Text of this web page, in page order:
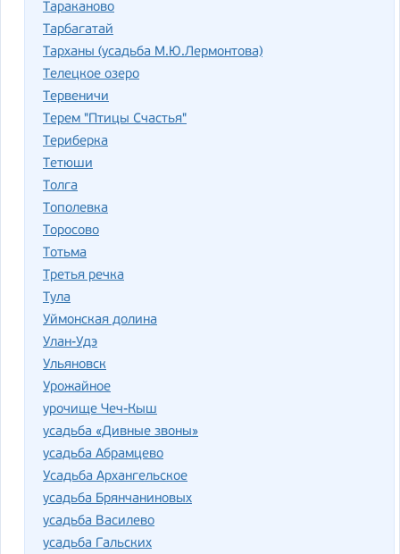
Тараканово
Тарбагатай
Тарханы (усадьба М.Ю.Лермонтова)
Телецкое озеро
Тервеничи
Терем "Птицы Счастья"
Териберка
Тетюши
Толга
Тополевка
Торосово
Тотьма
Третья речка
Тула
Уймонская долина
Улан-Удэ
Ульяновск
Урожайное
урочище Чеч-Кыш
усадьба «Дивные звоны»
усадьба Абрамцево
Усадьба Архангельское
усадьба Брянчаниновых
усадьба Василево
усадьба Гальских